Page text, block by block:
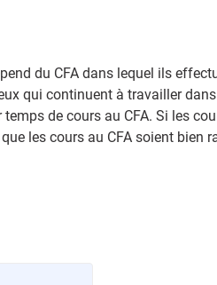
du CFA dans lequel ils
qui continuent à travailler
de cours au CFA. Si les
les cours au CFA soient bien